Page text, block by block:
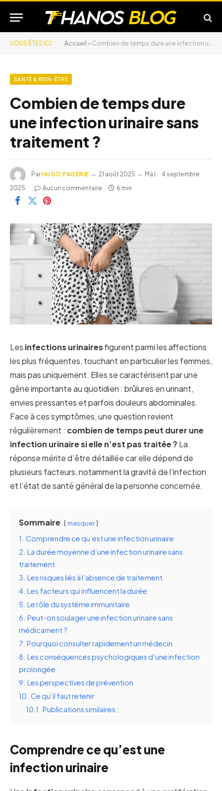
VOUS ÊTES ICI : Accueil » Combien de temps dure une infection urinaire sans traitement ?
SANTÉ & BIEN-ÊTRE
Combien de temps dure
une infection urinaire sans
traitement ?
ParHUGO PAGERIE 21 août 2025 MàJ : 4 septembre
2025
Aucun commentaire 6 min
Les infections urinairesfigurent parmi les affections
les plus fréquentes, touchant en particulier les femmes,
mais pas uniquement. Elles se caractérisent par une
gêne importante au quotidien : brûlures en urinant,
envies pressantes et parfois douleurs abdominales.
Face à ces symptômes, une question revient
régulièrement : combien de temps peut durer une
infection urinaire si elle n’est pas traitée ? La
réponse mérite d’être détaillée car elle dépend de
plusieurs facteurs, notamment la gravité de l’infection
et l’état de santé général de la personne concernée.
Sommaire masquer
1. Comprendre ce qu’est une infection urinaire
2. La durée moyenne d’une infection urinaire sans
traitement
3. Les risques liés à l’absence de traitement
4. Les facteurs qui influencent la durée
5. Le rôle du système immunitaire
6. Peut-on soulager une infection urinaire sans
médicament ?
7. Pourquoi consulter rapidement un médecin
8. Les conséquences psychologiques d’une infection
prolongée
9. Les perspectives de prévention
10. Ce qu’il faut retenir
10.1. Publications similaires :
Comprendre ce qu’est une
infection urinaire